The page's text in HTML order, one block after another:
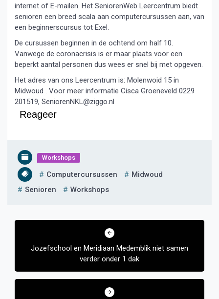
internet of E-mailen. Het SeniorenWeb Leercentrum biedt
senioren een breed scala aan computercursussen aan, van
een beginnerscursus tot Exel.
De cursussen beginnen in de ochtend om half 10.
Vanwege de coronacrisis is er maar plaats voor een
beperkt aantal personen dus wees er snel bij met opgeven.
Het adres van ons Leercentrum is: Molenwoid 15 in
Midwoud . Voor meer informatie Cisca Groeneveld 0229
201519, SeniorenNKL@ziggo.nl
Reageer
Workshops
Computercursussen
Midwoud
Senioren
Workshops
Bericht
Jozefschool en Meridiaan Medemblik niet samen
verder onder 1 dak